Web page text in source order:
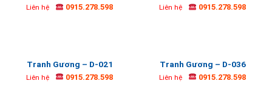
Liên hệ 0915.278.598 Liên hệ 0915.278.598
Tranh Gương – D-021
Liên hệ 0915.278.598
Tranh Gương – D-036
Liên hệ 0915.278.598